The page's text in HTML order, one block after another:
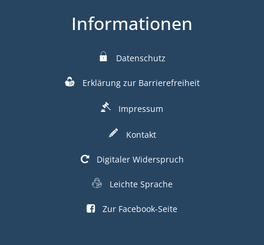
Informationen
Datenschutz
Erklärung zur Barrierefreiheit
Impressum
Kontakt
Digitaler Widerspruch
Leichte Sprache
Zur Facebook-Seite